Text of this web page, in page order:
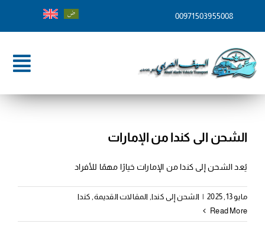
00971503955008
الرئيسية
الشحن الى كندا من الإمارات
يُعد الشحن إلى كندا من الإمارات خيارًا مهمًا للأفراد
مايو 13, 2025 | الشحن إلى كندا, المقالات القديمة كندا
Read More